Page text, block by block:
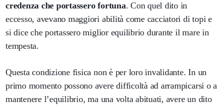
credenza che portassero fortuna. Con quel dito in
eccesso, avevano maggiori abilità come cacciatori di topi e
si dice che portassero miglior equilibrio durante il mare in
tempesta.
Questa condizione fisica non è per loro invalidante. In un
primo momento possono avere difficoltà ad arrampicarsi o a
mantenere l’equilibrio, ma una volta abituati, avere un dito